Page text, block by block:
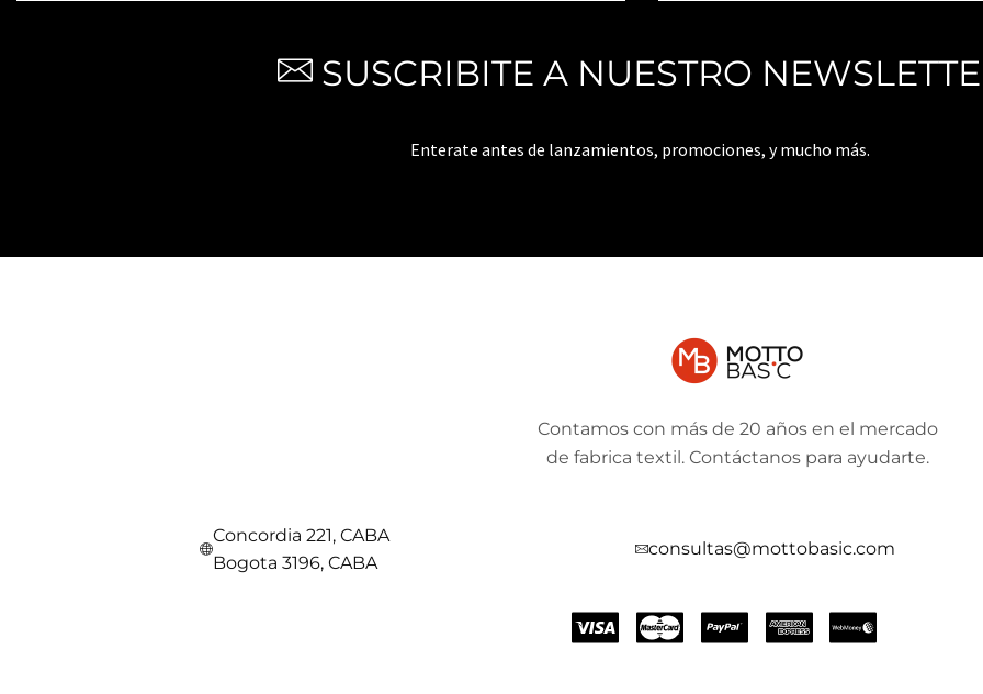
SUSCRIBITE A NUESTRO
Enterate antes de lanzamientos, promociones, y mucho más.
Contamos con más de 20 años en el mercado
de fabrica textil. Contáctanos para ayudarte.
Concordia 221, CABA
Bogota 3196, CABA
consultas@mottobasic.com